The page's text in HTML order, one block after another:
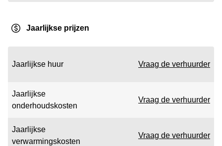
Jaarlijkse prijzen
Jaarlijkse huur Vraag de verhuurder
Jaarlijkse
onderhoudskosten
Vraag de verhuurder
Jaarlijkse
verwarmingskosten
Vraag de verhuurder